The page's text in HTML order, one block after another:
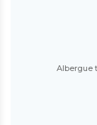
Albergue